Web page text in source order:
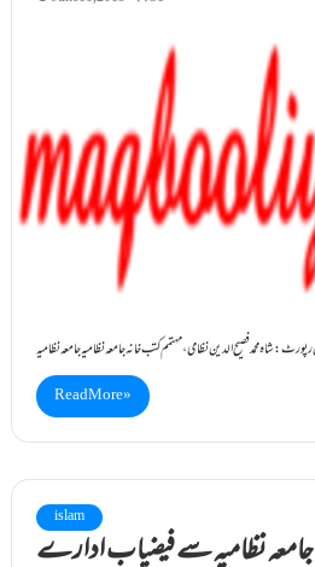
Read More »
islam
جامعہ نظامیہ سے فیضیاب ادارے